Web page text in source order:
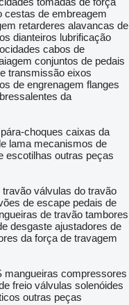
cestas de embreagem
retarderes alavancas de
dianteiros lubrificação
cabos de
conjuntos de pedais
transmissão eixos
de engrenagem flanges
da
pára-choques caixas da
lama mecanismos de
escotilhas outras peças
travão válvulas do travão
de escape pedais de
de travão tambores
desgaste ajustadores de
da força de travagem
mangueiras compressores
freio válvulas solenóides
outras peças